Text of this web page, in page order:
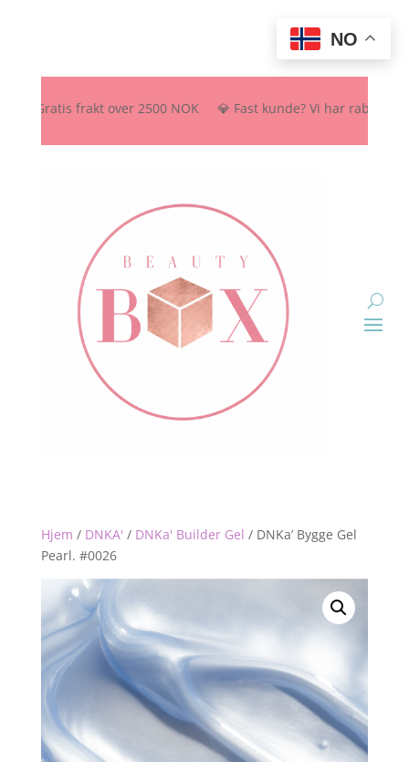
frakt over 2500 NOK 💎 Fast kunde? Vi har rabattordning
Hjem / DNKA' / DNKa' Builder Gel / DNKa’ Bygge Gel
Pearl. #0026
NO